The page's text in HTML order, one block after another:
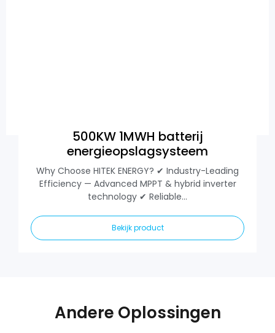
500KW 1MWH batterij
energieopslagsysteem
Why Choose HITEK ENERGY? ✔ Industry-Leading
Efficiency — Advanced MPPT & hybrid inverter
technology ✔ Reliable...
Bekijk product
Andere Oplossingen